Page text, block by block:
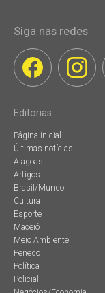
Siga nas redes
Editorias
Página inicial
Últimas notícias
Alagoas
Artigos
Brasil/Mundo
Cultura
Esporte
Maceió
Meio Ambiente
Penedo
Política
Policial